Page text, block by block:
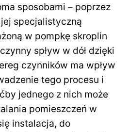
sposobami – poprzez
specjalistyczną
w pompkę skroplin
spływ w dół dzięki
czynników ma wpływ
tego procesu i
jednego z nich może
pomieszczeń w
instalacja, do